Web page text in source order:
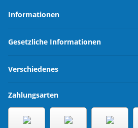
Informationen
Gesetzliche Informationen
Verschiedenes
Zahlungsarten